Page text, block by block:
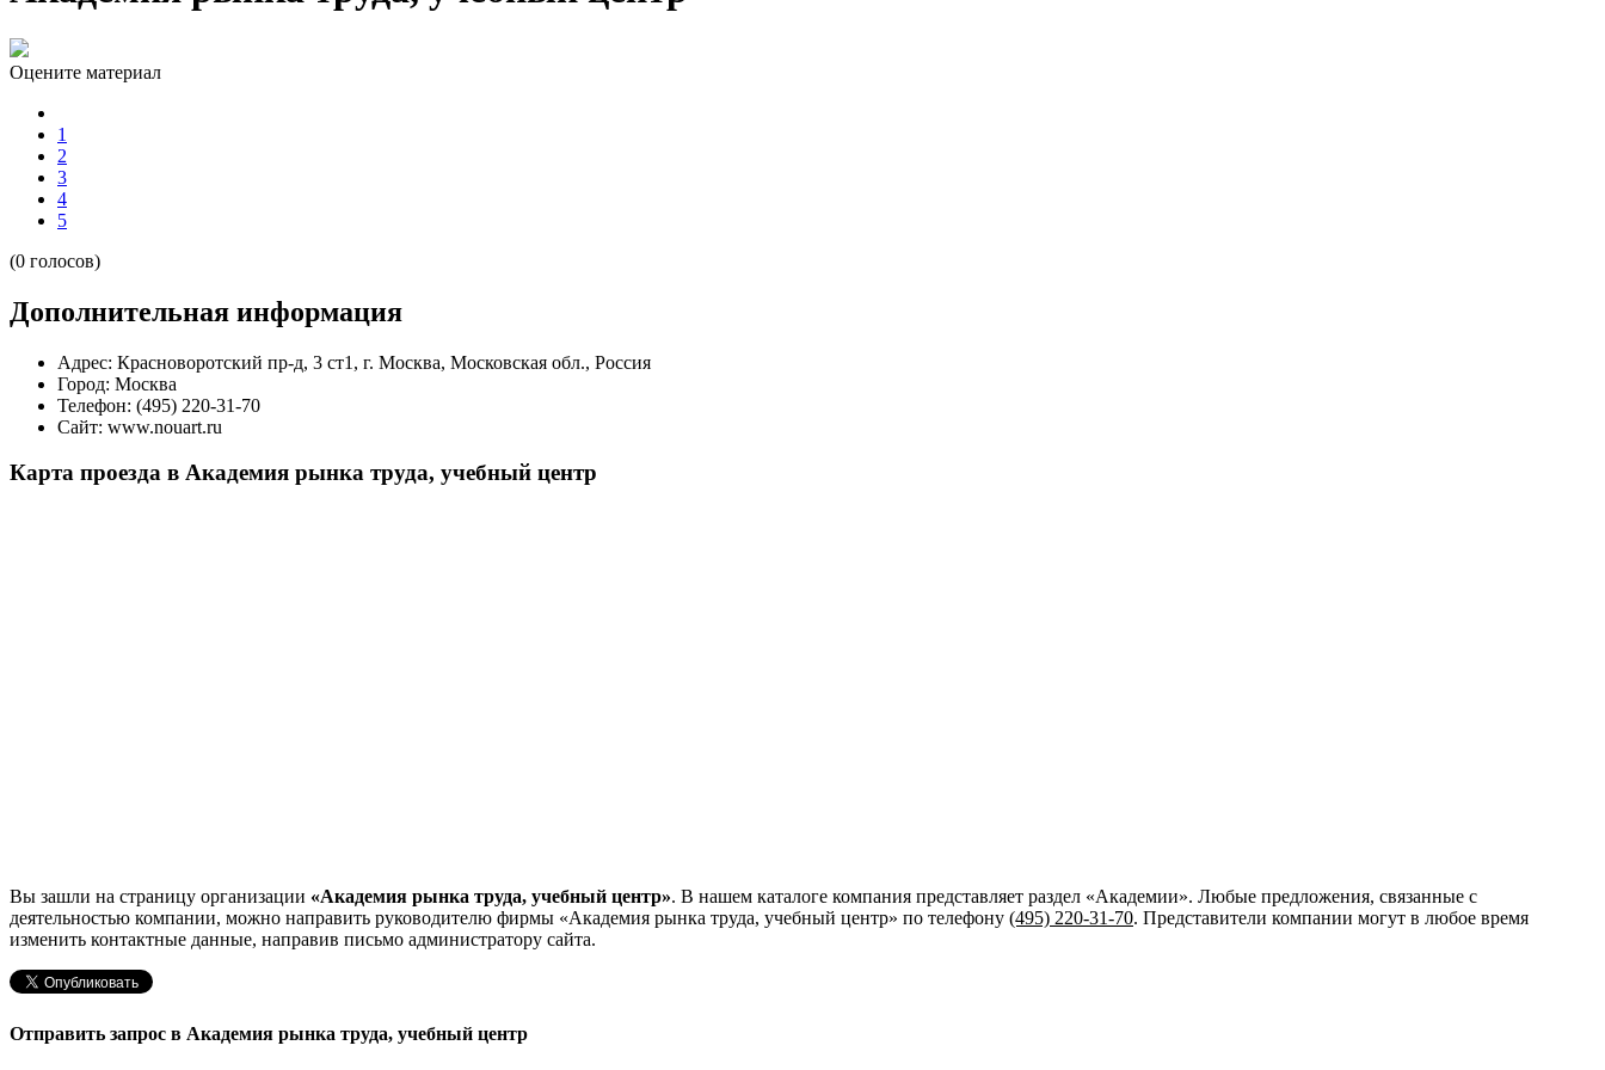
Оцените материал
1
2
3
4
5
(0 голосов)
Дополнительная информация
Адрес: Красноворотский пр-д, 3 ст1, г. Москва, Московская обл., Россия
Город: Москва
Телефон: (495) 220-31-70
Сайт: www.nouart.ru
Карта проезда в Академия рынка труда, учебный центр
Вы зашли на страницу организации «Академия рынка труда, учебный центр». В нашем каталоге компания представляет раздел «Академии». Любые предложения, связанные с
деятельностью компании, можно направить руководителю фирмы «Академия рынка труда, учебный центр» по телефону (495) 220-31-70. Представители компании могут в любое время
изменить контактные данные, направив письмо администратору сайта.
Отправить запрос в Академия рынка труда, учебный центр